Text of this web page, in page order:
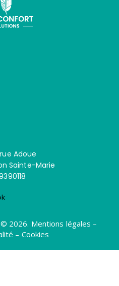
Adoue
Sainte-Marie
2026. Mentions légales –
– Cookies